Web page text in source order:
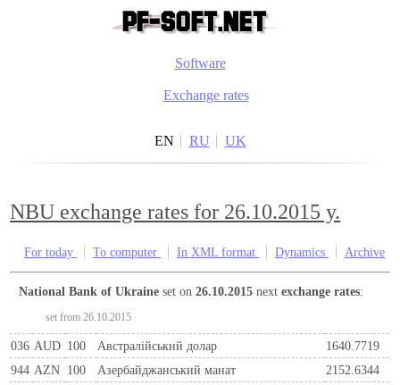
Software
Exchange rates
EN RU UK
NBU exchange rates for 26.10.2015 y.
For today To computer In XML format Dynamics Archive
National Bank of Ukraine set on26.10.2015 nextexchange rates:
set from 26.10.2015
036 AUD 100 Австралійський долар
1640.7719
944 AZN 100 Азербайджанський манат
2152.6344